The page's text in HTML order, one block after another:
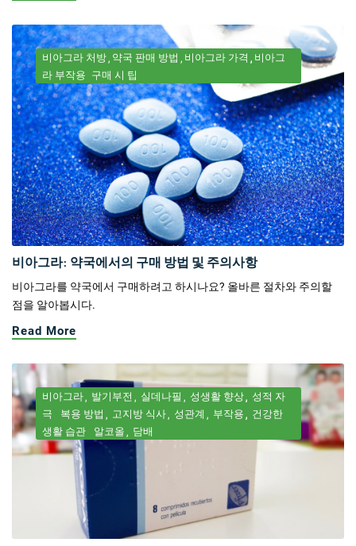
비아그라 처방 약국 판매 방법 비아그라 가격
비아그
라 부작용 구매 시 팁
비아그라: 약국에서의 구매 방법 및 주의사항
비아그라를 약국에서 구매하려고 하시나요? 올바른 절차와 주의할
점을 알아봅시다.
Read More
비아그라 발기부전 실데나필 성생활 향상
성적 자
극
복용 방법 고지방 식사 성관계 부작용
건강한
생활 습관
알코올 담배